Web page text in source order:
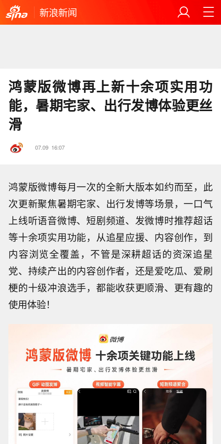
新浪新闻
鸿蒙版微博再上新十余项实用功
能，暑期宅家、出行发博体验更丝
滑
07.09 16:07
鸿蒙版微博每月一次的全新大版本如约而至，此
次更新聚焦暑期宅家、出行发博等场景，一口气
上线听语音微博、短剧频道、发微博时推荐超话
等十余项实用功能，从追星应援、内容创作，到
内容浏览全覆盖，不管是深耕超话的资深追星
党、持续产出的内容创作者，还是爱吃瓜、爱刷
梗的十级冲浪选手，都能收获更顺滑、更有趣的
使用体验！